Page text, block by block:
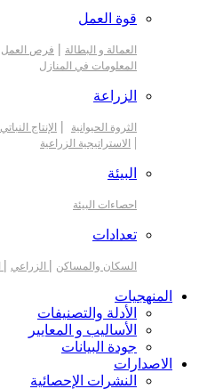
قوة العمل
العمالة و البطالة | فرص العمل
المعلومات في المنازل
الزراعة
الثروة الحيوانية | الإنتاج النباتي
| الاستراتيجية الزراعية
البيئة
احصاءات البيئة
تعدادات
السكان والمساكن | الزراعي |
المنهجيات
الأدلة والتصنيفات
الأساليب و المعايير
جودة البيانات
الاصدارات
النشرات الإحصائية